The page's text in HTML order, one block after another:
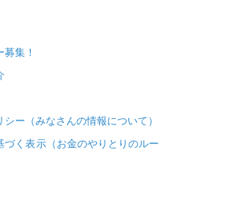
集！
ー（みなさんの情報について）
づく表示（お金のやりとりのルー